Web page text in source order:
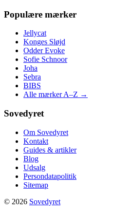
Populære mærker
Jellycat
Konges Sløjd
Odder Evoke
Sofie Schnoor
Joha
Sebra
BIBS
Alle mærker A–Z →
Sovedyret
Om Sovedyret
Kontakt
Guides & artikler
Blog
Udsalg
Persondatapolitik
Sitemap
© 2026 Sovedyret